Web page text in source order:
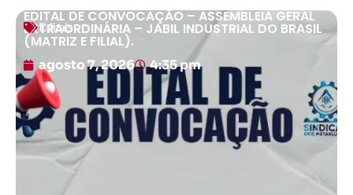
Editais
EDITAL DE CONVOCAÇÃO – ASSEMBLEIA GERAL
EXTRAORDINÁRIA – JABIL INDUSTRIAL DO BRASIL
(MATRIZ E FILIAL).
agosto 7, 2026 4:35 pm